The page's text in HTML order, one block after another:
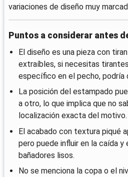
variaciones de diseño muy
Puntos a considerar antes
El diseño es una pieza con
extraíbles, si necesitas
específico en el pecho, podría
La posición del estampado
a otro, lo que implica que no
localización exacta del motivo.
El acabado con textura piqué
pero puede influir en la caída
bañadores lisos.
No se menciona la copa o el